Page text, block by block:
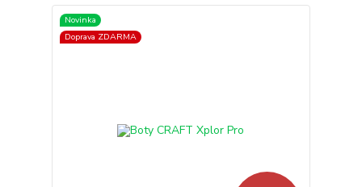
Novinka
Doprava ZDARMA